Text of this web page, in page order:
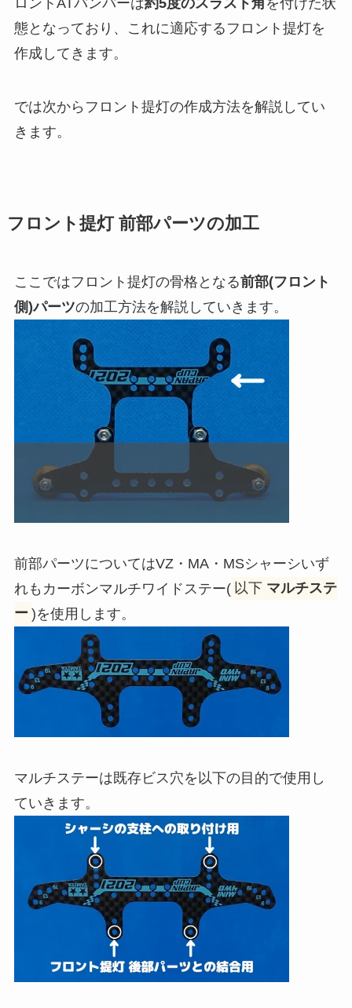
ロントATバンパーは約5度のスラスト角 を付けた状
態となっており、これに適応するフロント提灯を
作成してきます。
では次からフロント提灯の作成方法を解説してい
きます。
フロント提灯 前部パーツの加工
ここではフロント提灯の骨格となる前部(フロント
側)パーツの加工方法を解説していきます。
前部パーツについてはVZ・MA・MSシャーシいず
れも カーボンマルチワイドステー( 以下 マルチステ
ー )を使用します。
マルチステーは既存ビス穴を以下の目的で使用し
ていきます。